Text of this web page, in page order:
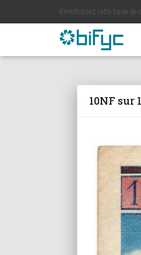
Enrichissez cette base de
10NF sur